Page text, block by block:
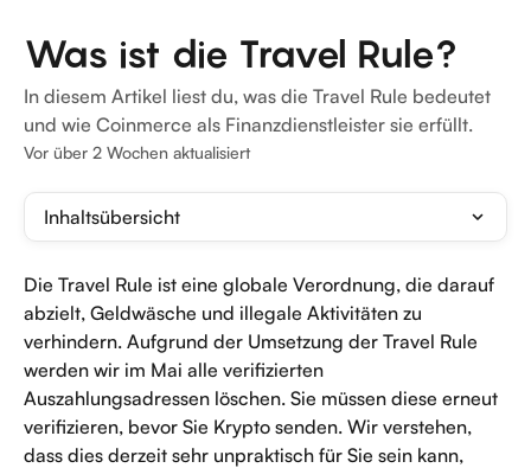
Was ist die Travel Rule?
In diesem Artikel liest du, was die Travel Rule bedeutet
und wie Coinmerce als Finanzdienstleister sie erfüllt.
Vor über 2 Wochen aktualisiert
Inhaltsübersicht
Die Travel Rule ist eine globale Verordnung, die darauf
abzielt, Geldwäsche und illegale Aktivitäten zu
verhindern. Aufgrund der Umsetzung der Travel Rule
werden wir im Mai alle verifizierten
Auszahlungsadressen löschen. Sie müssen diese erneut
verifizieren, bevor Sie Krypto senden. Wir verstehen,
dass dies derzeit sehr unpraktisch für Sie sein kann,